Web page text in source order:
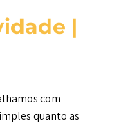
|
com
quanto as